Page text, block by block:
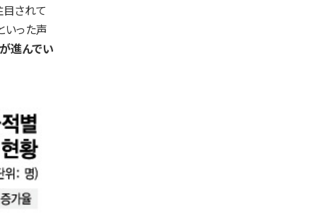
されて
いった声
進んでい